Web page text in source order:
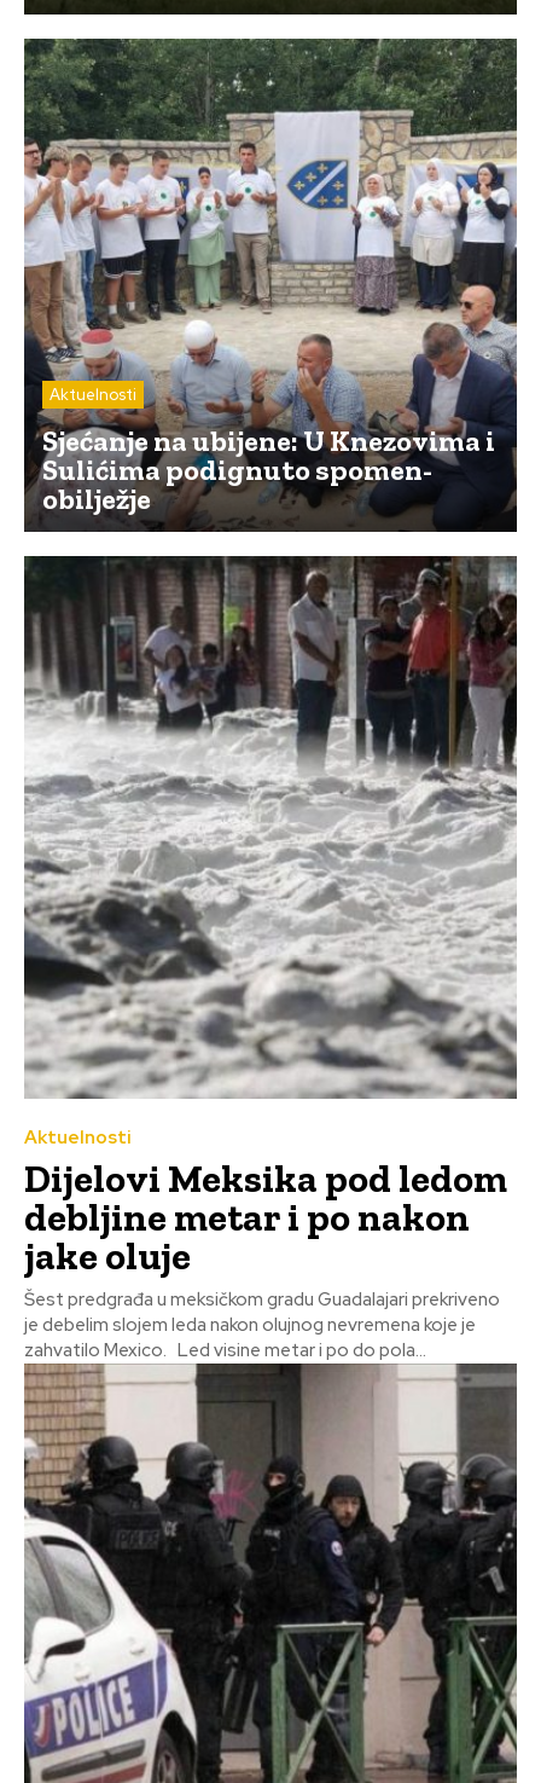
Aktuelnosti
Sjećanje na ubijene: U Knezovima i
Sulićima podignuto spomen-
obilježje
Aktuelnosti
Dijelovi Meksika pod ledom
debljine metar i po nakon
jake oluje
Šest predgrađa u meksičkom gradu Guadalajari prekriveno
je debelim slojem leda nakon olujnog nevremena koje je
zahvatilo Mexico. Led visine metar i po do pola...